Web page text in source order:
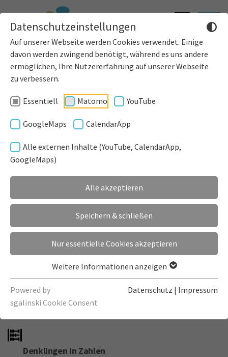
Datenschutzeinstellungen
Auf unserer Webseite werden Cookies verwendet. Einige
davon werden zwingend benötigt, während es uns andere
ermöglichen, Ihre Nutzererfahrung auf unserer Webseite
zu verbessern.
Essentiell Matomo YouTube
GoogleMaps CalendarApp
Alle externen Inhalte (YouTube, CalendarApp,
GoogleMaps)
Alle akzeptieren
Speichern & schließen
Nur essentielle Cookies akzeptieren
Weitere Informationen anzeigen
Powered by
sgalinski Cookie Consent
Datenschutz | Impressum
Informationen
einblenden
Toggle
Wirtschaft Zahlen & Fakten
ZAHLEN UND FAKTEN
DIE GEMEINDE DENKLINGEN
BEFINDET SICH ALS
INDUSTRIESTANDORT SEIT
VIELEN JAHREN AUF EINEM
GESUNDEN WACHSTUMSKURS.
Denklingen in Zahlen